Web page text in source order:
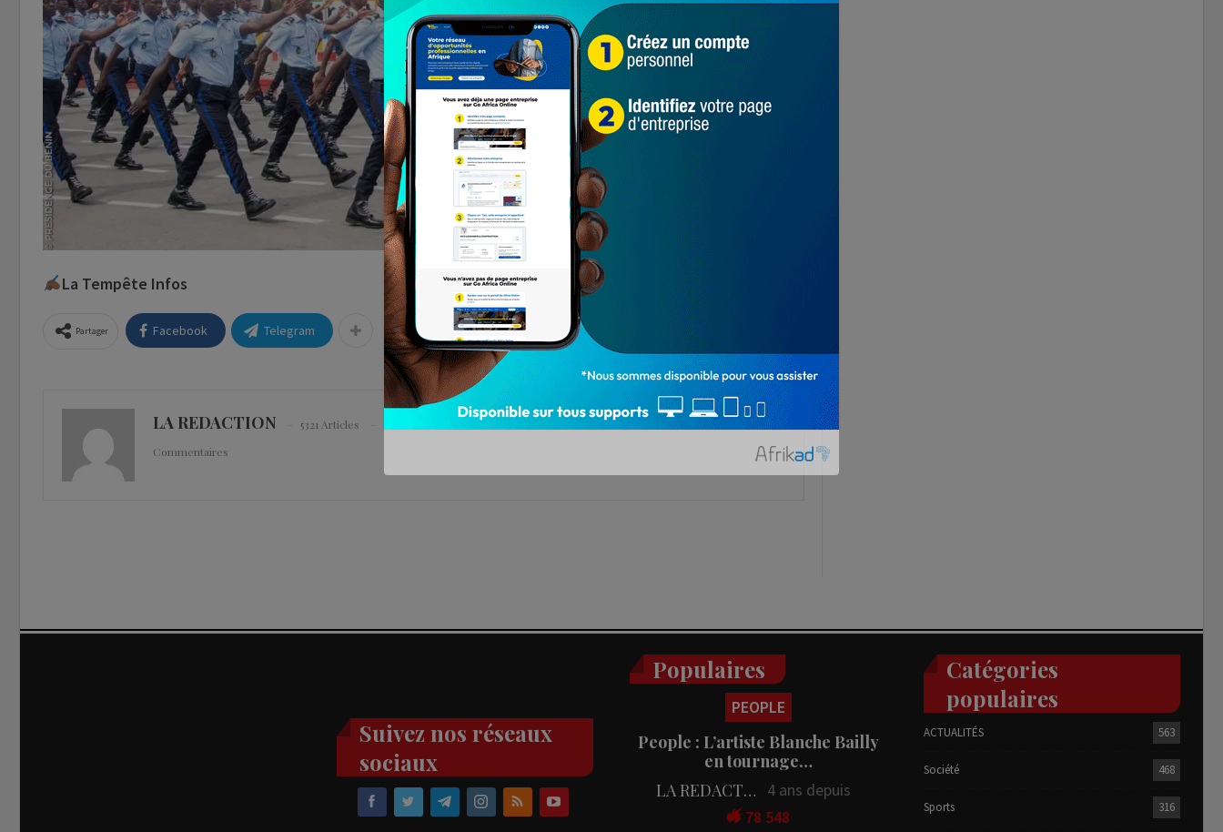
La Tempête Infos
Partager Facebook Telegram
LA REDACTION 5321 Articles
Commentaires
Suivez nos réseaux
sociaux
Populaires
PEOPLE
People : L’artiste Blanche Bailly
en tournage…
LA REDACTION
4 ans depuis
78 548
Catégories
populaires
ACTUALITÉS 563
Société 468
Sports 316